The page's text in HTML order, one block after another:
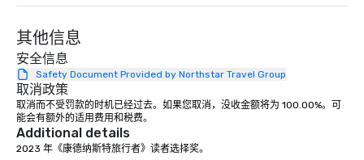
其他信息
安全信息
Safety Document Provided by Northstar Travel Group
取消政策
取消而不受罚款的时机已经过去。如果您取消，没收金额将为 100.00%。可
能会有额外的适用费用和税费。
Additional details
2023 年《康德纳斯特旅行者》读者选择奖。